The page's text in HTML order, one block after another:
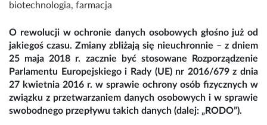
biotechnologia, farmacja
O rewolucji w ochronie danych osobowych głośno już od
jakiegoś czasu. Zmiany zbliżają się nieuchronnie – z dniem
25 maja 2018 r. zacznie być stosowane Rozporządzenie
Parlamentu Europejskiego i Rady (UE) nr 2016/679 z dnia
27 kwietnia 2016 r. w sprawie ochrony osób fizycznych w
związku z przetwarzaniem danych osobowych i w sprawie
swobodnego przepływu takich danych (dalej: „RODO”).